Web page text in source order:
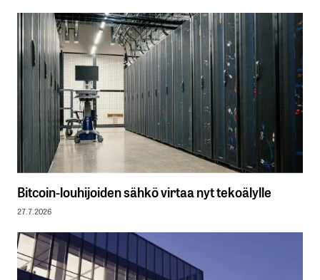
Bitcoin-louhijoiden sähkö virtaa nyt tekoälylle
27.7.2026